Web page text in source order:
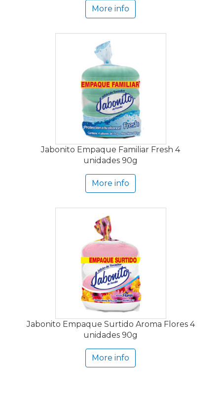
More info
Jabonito Empaque Familiar Fresh 4
unidades 90g
More info
Jabonito Empaque Surtido Aroma Flores 4
unidades 90g
More info